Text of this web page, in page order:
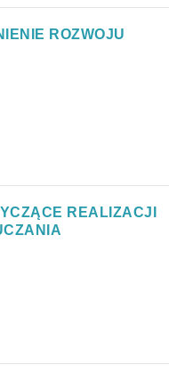
ROZWOJU
REALIZACJI